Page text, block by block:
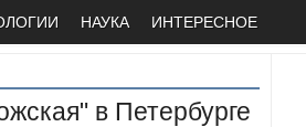
НАУКА ИНТЕРЕСНОЕ
в Петербурге